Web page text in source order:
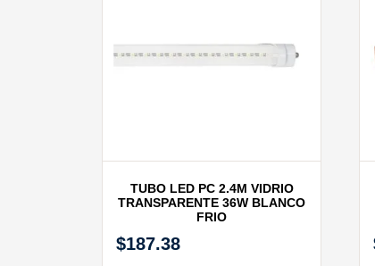
TUBO LED PC 2.4M VIDRIO
TRANSPARENTE 36W BLANCO
FRIO
$187.38